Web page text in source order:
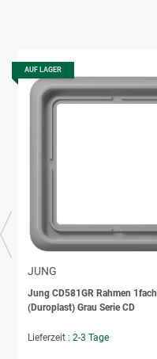
AUF LAGER
JUNG
Jung CD581GR Rahmen 1fach
(Duroplast) Grau Serie CD
Lieferzeit : 2-3 Tage